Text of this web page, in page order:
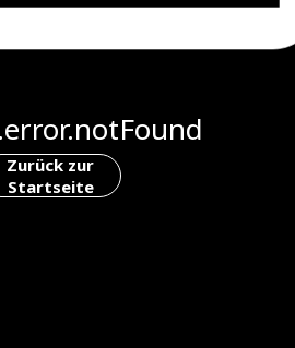
Zurück zur
Startseite